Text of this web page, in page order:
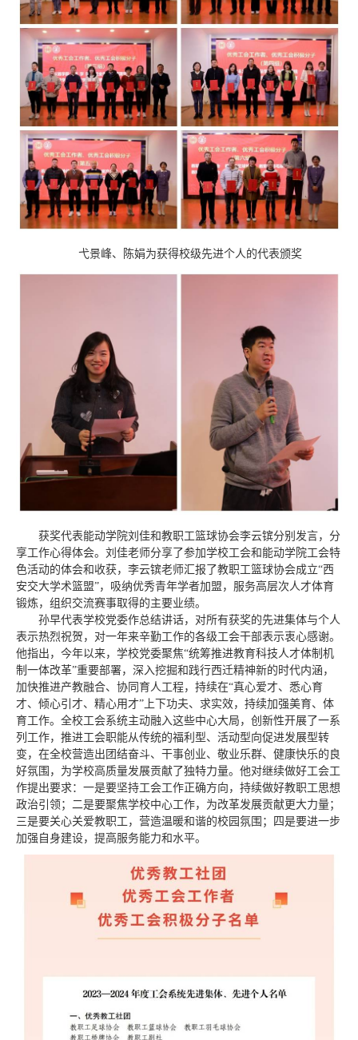
弋景峰、陈娟为获得校级先进个人的代表颁奖
获奖代表能动学院刘佳和教职工篮球协会李云镔分别发言，分
享工作心得体会。刘佳老师分享了参加学校工会和能动学院工会特
色活动的体会和收获，李云镔老师汇报了教职工篮球协会成立“西
安交大学术篮盟”，吸纳优秀青年学者加盟，服务高层次人才体育
锻炼，组织交流赛事取得的主要业绩。
孙早代表学校党委作总结讲话，对所有获奖的先进集体与个人
表示热烈祝贺，对一年来辛勤工作的各级工会干部表示衷心感谢。
他指出，今年以来，学校党委聚焦“统筹推进教育科技人才体制机
制一体改革”重要部署，深入挖掘和践行西迁精神新的时代内涵，
加快推进产教融合、协同育人工程，持续在“真心爱才、悉心育
才、倾心引才、精心用才”上下功夫、求实效，持续加强美育、体
育工作。全校工会系统主动融入这些中心大局，创新性开展了一系
列工作，推进工会职能从传统的福利型、活动型向促进发展型转
变，在全校营造出团结奋斗、干事创业、敬业乐群、健康快乐的良
好氛围，为学校高质量发展贡献了独特力量。他对继续做好工会工
作提出要求：一是要坚持工会工作正确方向，持续做好教职工思想
政治引领；二是要聚焦学校中心工作，为改革发展贡献更大力量；
三是要关心关爱教职工，营造温暖和谐的校园氛围；四是要进一步
加强自身建设，提高服务能力和水平。